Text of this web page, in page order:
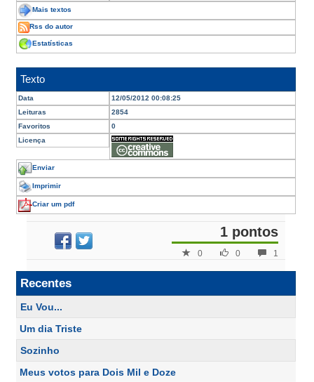
Mais textos
Rss do autor
Estatísticas
Texto
Data
12/05/2012 00:08:25
Leituras
2854
Favoritos
0
Licença
Enviar
Imprimir
Criar um pdf
1 pontos
1
0
0
Recentes
Eu Vou...
Um dia Triste
Sozinho
Meus votos para Dois Mil e Doze